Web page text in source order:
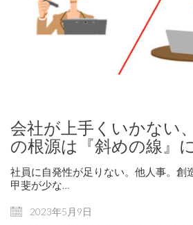
会社が上手くいかない
の根源は『斜めの線』
社員に自発性が足りない。他人事。創
甲斐が少な…
2023年5月9日